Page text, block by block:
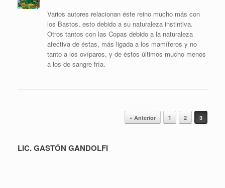
Varios autores relacionan éste reino mucho más con
los Bastos, esto debido a su naturaleza instintiva.
Otros tantos con las Copas debido a la naturaleza
afectiva de éstas, más ligada a los mamíferos y no
tanto a los ovíparos, y de éstos últimos mucho menos
a los de sangre fría.
« Anterior 1 2 3
LIC. GASTÓN GANDOLFI